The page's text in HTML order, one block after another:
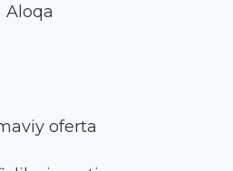
Aloqa
oferta